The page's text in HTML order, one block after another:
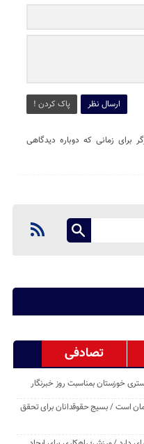
ارسال نظر پاک کردن !
برای زمانی که دوباره دیدگاهی
تصادفی
خوزستان بمناسبت روز خبرنگار
است / بسیج حقوقدانان برای تحقق